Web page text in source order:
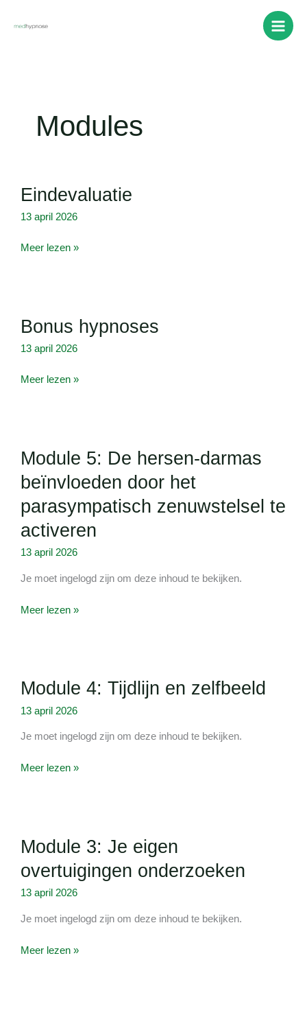
naar
Modules
Eindevaluatie
13 april 2026
Meer lezen »
Bonus hypnoses
13 april 2026
hypnoses
Meer lezen »
Module 5: De hersen-darmas
beïnvloeden door het
parasympatisch zenuwstelsel te
activeren
13 april 2026
Je moet ingelogd zijn om deze inhoud te bekijken.
5:
hersen-
darmas
beïnvloeden
door
het
zenuwstelsel
Meer lezen »
Module 4: Tijdlijn en zelfbeeld
13 april 2026
Je moet ingelogd zijn om deze inhoud te bekijken.
4:
en
zelfbeeld
Meer lezen »
Module 3: Je eigen
overtuigingen onderzoeken
13 april 2026
Je moet ingelogd zijn om deze inhoud te bekijken.
3:
eigen
overtuigingen
Meer lezen »